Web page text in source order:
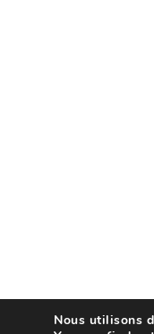
Nous utilisons